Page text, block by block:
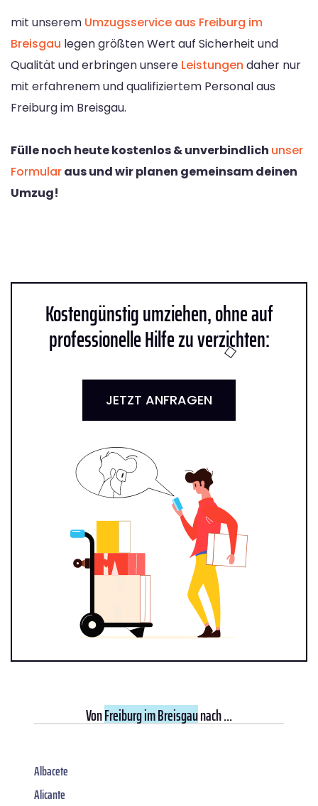
mit unserem Umzugsservice aus Freiburg im
Breisgau legen größten Wert auf Sicherheit und
Qualität und erbringen unsere Leistungen daher nur
mit erfahrenem und qualifiziertem Personal aus
Freiburg im Breisgau.
Fülle noch heute kostenlos & unverbindlich unser
Formularaus und wir planen gemeinsam deinen
Umzug!
Kostengünstig umziehen, ohne auf
professionelle Hilfe zu verzichten:
JETZT ANFRAGEN
VonFreiburg im Breisgaunach ...
Albacete
Alicante